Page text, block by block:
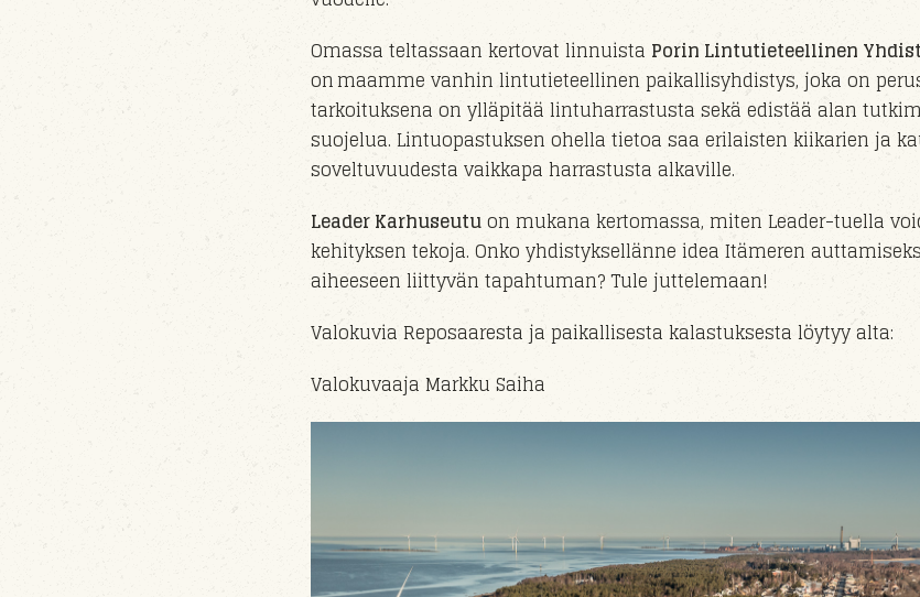
Omassa teltassaan kertovat linnuista Porin Lintutieteellinen
on maamme vanhin lintutieteellinen paikallisyhdistys, joka on
tarkoituksena on ylläpitää lintuharrastusta sekä edistää alan
suojelua. Lintuopastuksen ohella tietoa saa erilaisten kiikarien ja
soveltuvuudesta vaikkapa harrastusta alkaville.
Leader Karhuseutuon mukana kertomassa, miten Leader-tuella
kehityksen tekoja. Onko yhdistyksellänne idea Itämeren
aiheeseen liittyvän tapahtuman? Tule juttelemaan!
Valokuvia Reposaaresta ja paikallisesta kalastuksesta löytyy alta:
Valokuvaaja Markku Saiha